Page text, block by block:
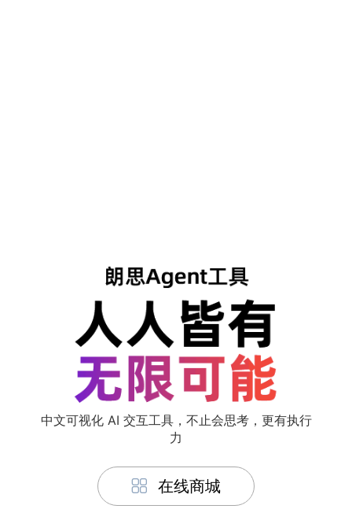
中文可视化 AI 交互工具，不止会思考，更有执行
力
在线商城